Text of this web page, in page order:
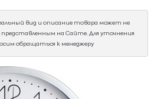
вид и описание товара может не
на Сайте. Для уточнения
обращаться к менеджеру